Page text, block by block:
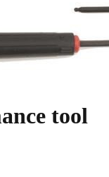
tool